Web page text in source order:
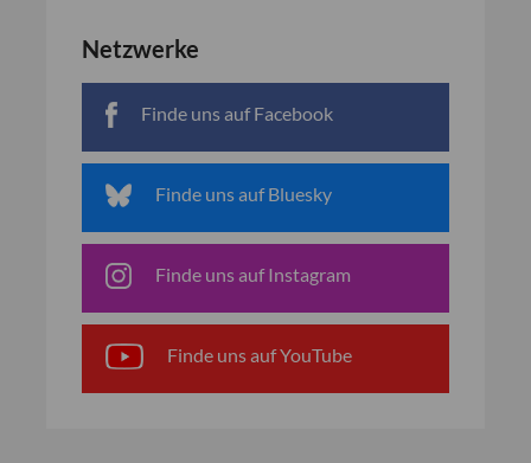
Netzwerke
Finde uns auf Facebook
Finde uns auf Bluesky
Finde uns auf Instagram
Finde uns auf YouTube